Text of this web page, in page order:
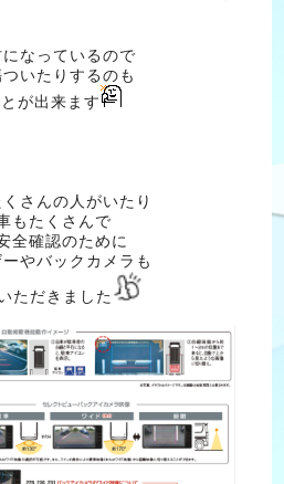
なっているので
いたりするのも
が出来ます
さんの人がいたり
もたくさんで
全確認のために
やバックカメラも
ただきました